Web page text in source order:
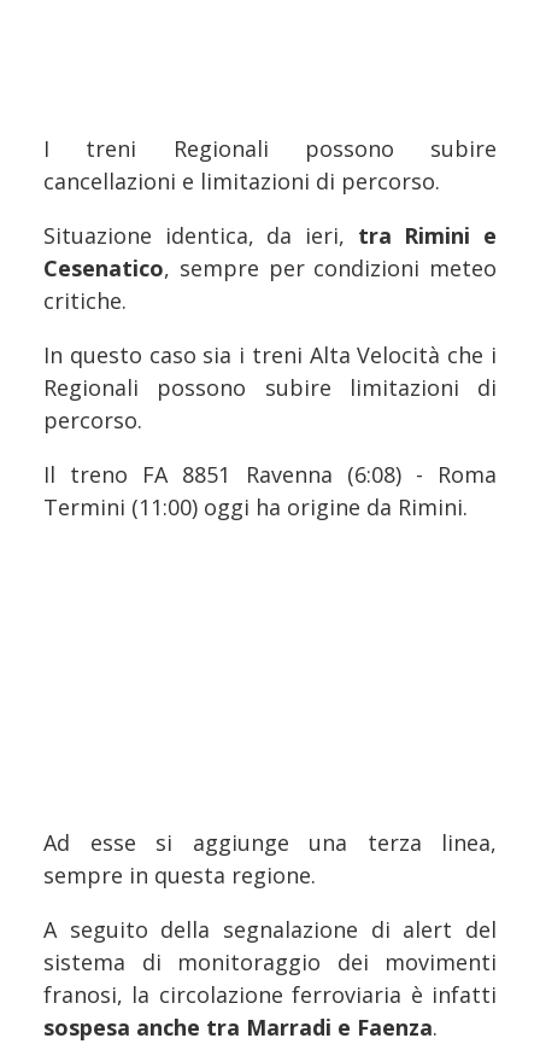
I treni Regionali possono subire
cancellazioni e limitazioni di percorso.
Situazione identica, da ieri, tra Rimini e
Cesenatico, sempre per condizioni meteo
critiche.
In questo caso sia i treni Alta Velocità che i
Regionali possono subire limitazioni di
percorso.
Il treno FA 8851 Ravenna (6:08) - Roma
Termini (11:00) oggi ha origine da Rimini.
Ad esse si aggiunge una terza linea,
sempre in questa regione.
A seguito della segnalazione di alert del
sistema di monitoraggio dei movimenti
franosi, la circolazione ferroviaria è infatti
sospesa anche tra Marradi e Faenza.